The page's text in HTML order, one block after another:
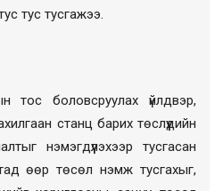
тус тусгажээ.
тос боловсруулах үйлдвэр,
станц барих төслүүдийн
нэмэгдүүлэхээр тусгасан
өөр төсөл нэмж тусгахыг,